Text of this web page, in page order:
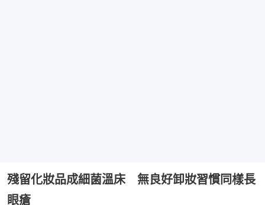
殘留化妝品成細菌溫床 無良好卸妝習慣同樣長
眼瘡